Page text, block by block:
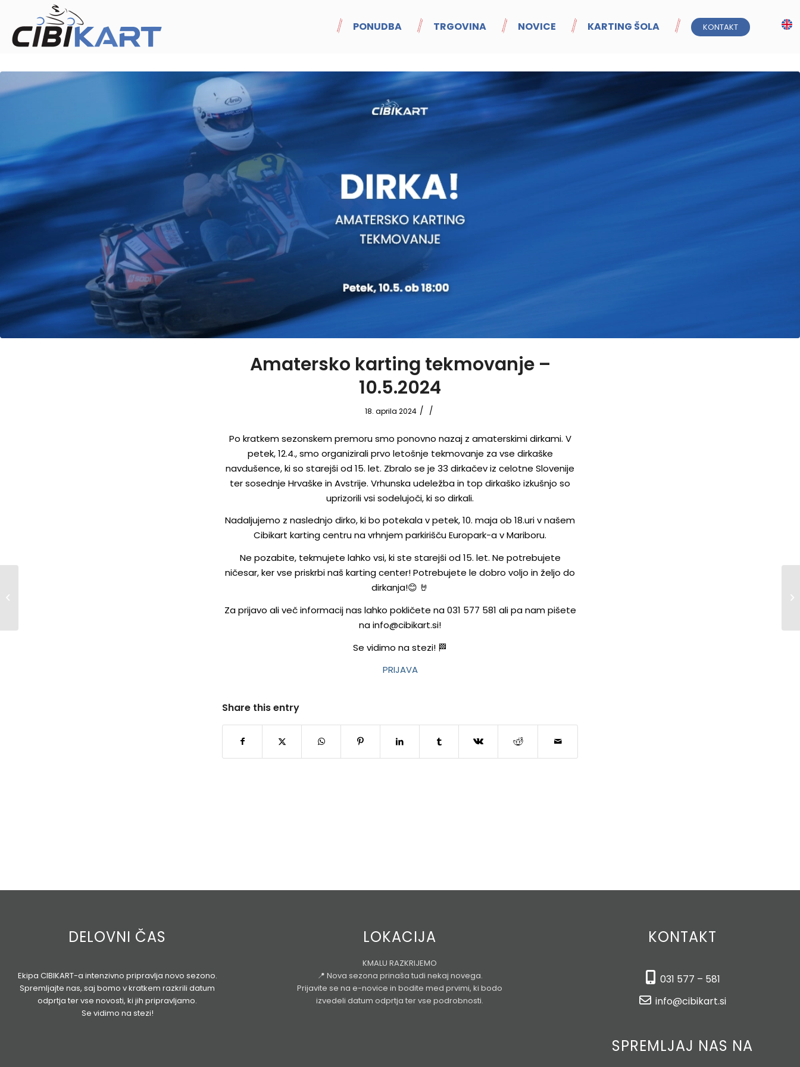
PONUDBA TRGOVINA NOVICE KARTING ŠOLA KONTAKT
Amatersko karting tekmovanje –
10.5.2024
18. aprila 2024 / /
Po kratkem sezonskem premoru smo ponovno nazaj z amaterskimi dirkami. V
petek, 12.4., smo organizirali prvo letošnje tekmovanje za vse dirkaške
navdušence, ki so starejši od 15. let. Zbralo se je 33 dirkačev iz celotne Slovenije
ter sosednje Hrvaške in Avstrije. Vrhunska udeležba in top dirkaško izkušnjo so
uprizorili vsi sodelujoči, ki so dirkali.
Nadaljujemo z naslednjo dirko, ki bo potekala v petek, 10. maja ob 18.uri v našem
Cibikart karting centru na vrhnjem parkirišču Europark-a v Mariboru.
Ne pozabite, tekmujete lahko vsi, ki ste starejši od 15. let. Ne potrebujete
ničesar, ker vse priskrbi naš karting center! Potrebujete le dobro voljo in željo do
dirkanja!😊 🤘
Za prijavo ali več informacij nas lahko pokličete na 031 577 581 ali pa nam pišete
na info@cibikart.si!
Se vidimo na stezi! 🏁
PRIJAVA
Share this entry
DELOVNI ČAS
Ekipa CIBIKART-a intenzivno pripravlja novo sezono.
Spremljajte nas, saj bomo v kratkem razkrili datum
odprtja ter vse novosti, ki jih pripravljamo.
Se vidimo na stezi!
LOKACIJA
KMALU RAZKRIJEMO
📍 Nova sezona prinaša tudi nekaj novega.
Prijavite se na e-novice in bodite med prvimi, ki bodo
izvedeli datum odprtja ter vse podrobnosti.
KONTAKT
031 577 – 581
info@cibikart.si
SPREMLJAJ NAS NA